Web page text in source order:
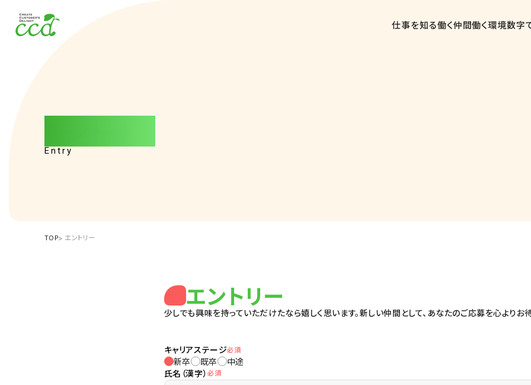
仕事を知る働く仲間働く環境数字
Entry
TOP エントリー
エントリー
少しでも興味を持っていただけたなら嬉しく思います。新しい仲間として、あなたのご応募を心よりお待
キャリアステージ必須
新卒 既卒
中途
氏名（漢字）必須